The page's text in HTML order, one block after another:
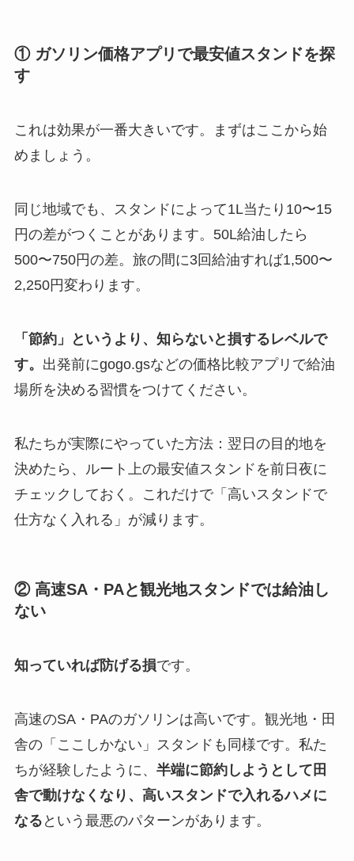
① ガソリン価格アプリで最安値スタンドを探
す
これは効果が一番大きいです。まずはここから始
めましょう。
同じ地域でも、スタンドによって1L当たり10〜15
円の差がつくことがあります。50L給油したら
500〜750円の差。旅の間に3回給油すれば1,500〜
2,250円変わります。
「節約」というより、知らないと損するレベルで
す。 出発前にgogo.gsなどの価格比較アプリで給油
場所を決める習慣をつけてください。
私たちが実際にやっていた方法：翌日の目的地を
決めたら、ルート上の最安値スタンドを前日夜に
チェックしておく。これだけで「高いスタンドで
仕方なく入れる」が減ります。
② 高速SA・PAと観光地スタンドでは給油し
ない
知っていれば防げる損です。
高速のSA・PAのガソリンは高いです。観光地・田
舎の「ここしかない」スタンドも同様です。私た
ちが経験したように、 半端に節約しようとして田
舎で動けなくなり、高いスタンドで入れるハメに
なる という最悪のパターンがあります。